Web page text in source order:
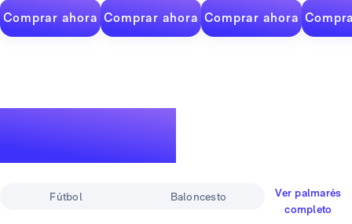
Comprar ahora Comprar ahora Comprar ahora
Fútbol Baloncesto
Ver palmarés
completo